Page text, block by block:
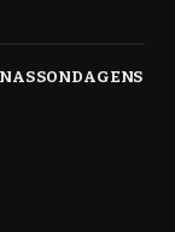
SONDAGENS